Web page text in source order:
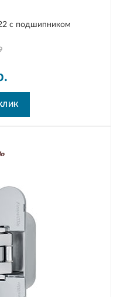
с подшипником